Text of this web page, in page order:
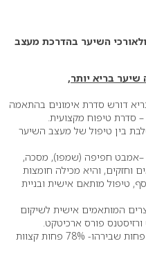
השיער בהדרכת מעצב
בריא יותר,
דורש סדרת אימונים בהתאמה
סדרת טיפוח מקצועית.
בין טיפול של מעצב השיער
כוללת 4 מוצרים –אמבט חפיפה (שמפו), מסכה,
וחזקים, והיא מכילה חומצות
טיפול מותאם אישית ובניית
המותאמים אישית לשיקום
פורס ארכיטקט.
• התוצאה:החל מהשימוש הראשון99% פחות שבירהו- 78% פחות קצוות